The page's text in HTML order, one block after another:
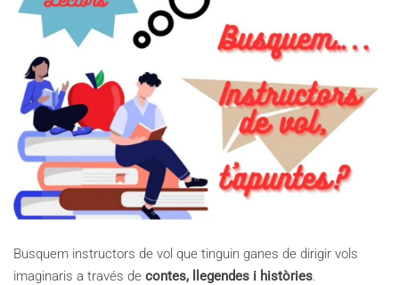
Busquem instructors de vol que tinguin ganes de dirigir vols
imaginaris a través de contes, llegendes i històries.